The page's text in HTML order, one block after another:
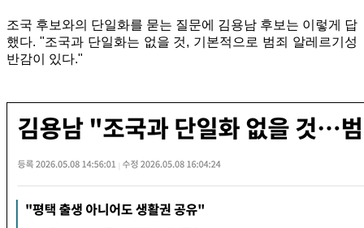
조국 후보와의 단일화를 묻는 질문에 김용남 후보는 이렇게 답
했다. "조국과 단일화는 없을 것, 기본적으로 범죄 알레르기성
반감이 있다."